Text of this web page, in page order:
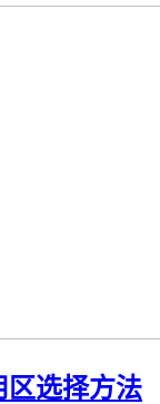
区选择方法